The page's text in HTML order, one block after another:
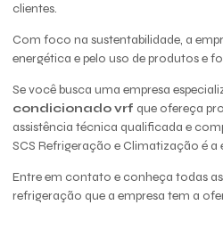
clientes.
Com foco na sustentabilidade, a
energética e pelo uso de produtos e
Se você busca uma empresa
condicionado vrf que ofereça
assistência técnica qualificada e
SCS Refrigeração e Climatização é a
Entre em contato e conheça todas
refrigeração que a empresa tem a